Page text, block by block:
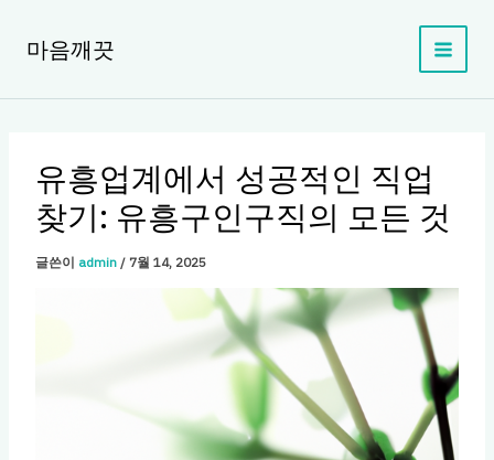
건
마음깨끗
유흥업계에서 성공적인 직업
찾기: 유흥구인구직의 모든 것
글쓴이 admin / 7월 14, 2025